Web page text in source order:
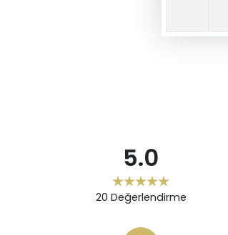
5.0
20 Değerlendirme